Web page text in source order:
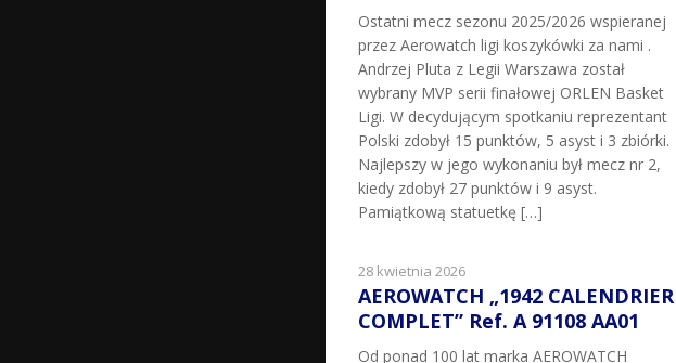
Ostatni mecz sezonu 2025/2026 wspieranej
przez Aerowatch ligi koszykówki za nami .
Andrzej Pluta z Legii Warszawa został
wybrany MVP serii finałowej ORLEN Basket
Ligi. W decydującym spotkaniu reprezentant
Polski zdobył 15 punktów, 5 asyst i 3 zbiórki.
Najlepszy w jego wykonaniu był mecz nr 2,
kiedy zdobył 27 punktów i 9 asyst.
Pamiątkową statuetkę […]
28 kwietnia 2026
AEROWATCH „1942 CALENDRIER
COMPLET” Ref. A 91108 AA01
Od ponad 100 lat marka AEROWATCH